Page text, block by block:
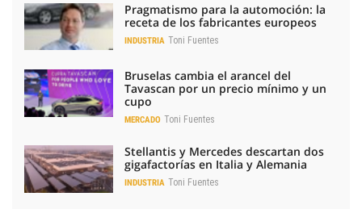
Pragmatismo para la automoción: la
receta de los fabricantes europeos
INDUSTRIA Toni Fuentes
Bruselas cambia el arancel del
Tavascan por un precio mínimo y un
cupo
MERCADO Toni Fuentes
Stellantis y Mercedes descartan dos
gigafactorías en Italia y Alemania
INDUSTRIA Toni Fuentes